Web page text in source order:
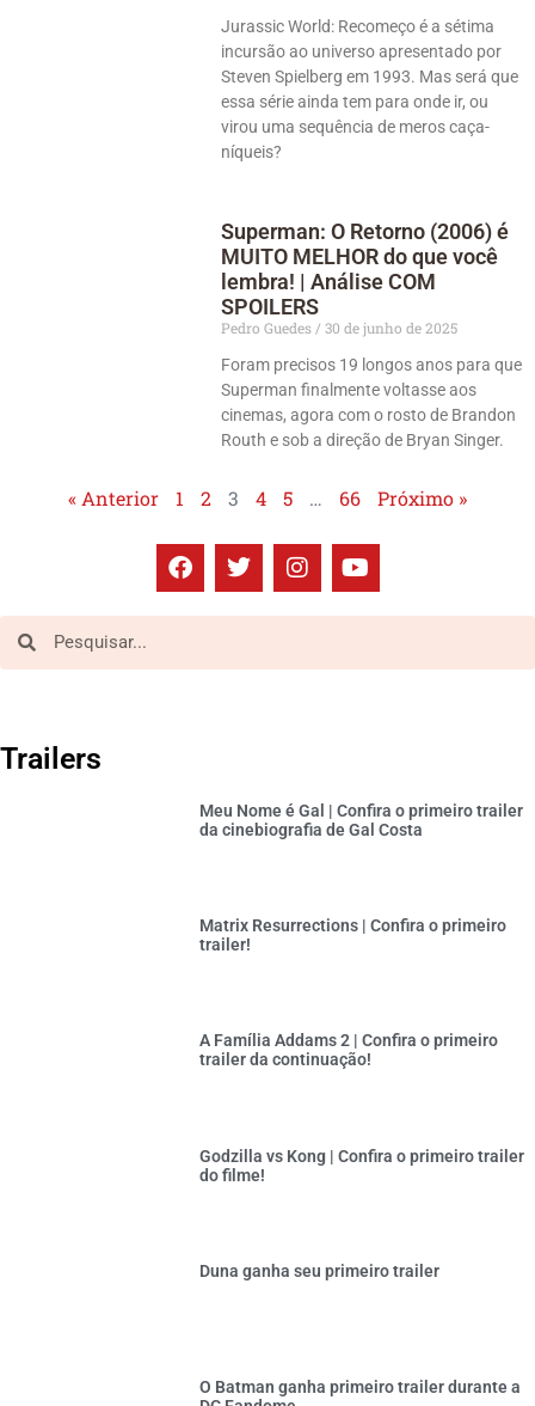
Jurassic World: Recomeço é a sétima
incursão ao universo apresentado por
Steven Spielberg em 1993. Mas será que
essa série ainda tem para onde ir, ou
virou uma sequência de meros caça-
níqueis?
Superman: O Retorno (2006) é
MUITO MELHOR do que você
lembra! | Análise COM
SPOILERS
Pedro Guedes
30 de junho de 2025
Foram precisos 19 longos anos para que
Superman finalmente voltasse aos
cinemas, agora com o rosto de Brandon
Routh e sob a direção de Bryan Singer.
« Anterior 1 2 3 4 5 … 66 Próximo »
Trailers
Meu Nome é Gal | Confira o primeiro trailer
da cinebiografia de Gal Costa
Matrix Resurrections | Confira o primeiro
trailer!
A Família Addams 2 | Confira o primeiro
trailer da continuação!
Godzilla vs Kong | Confira o primeiro trailer
do filme!
Duna ganha seu primeiro trailer
O Batman ganha primeiro trailer durante a